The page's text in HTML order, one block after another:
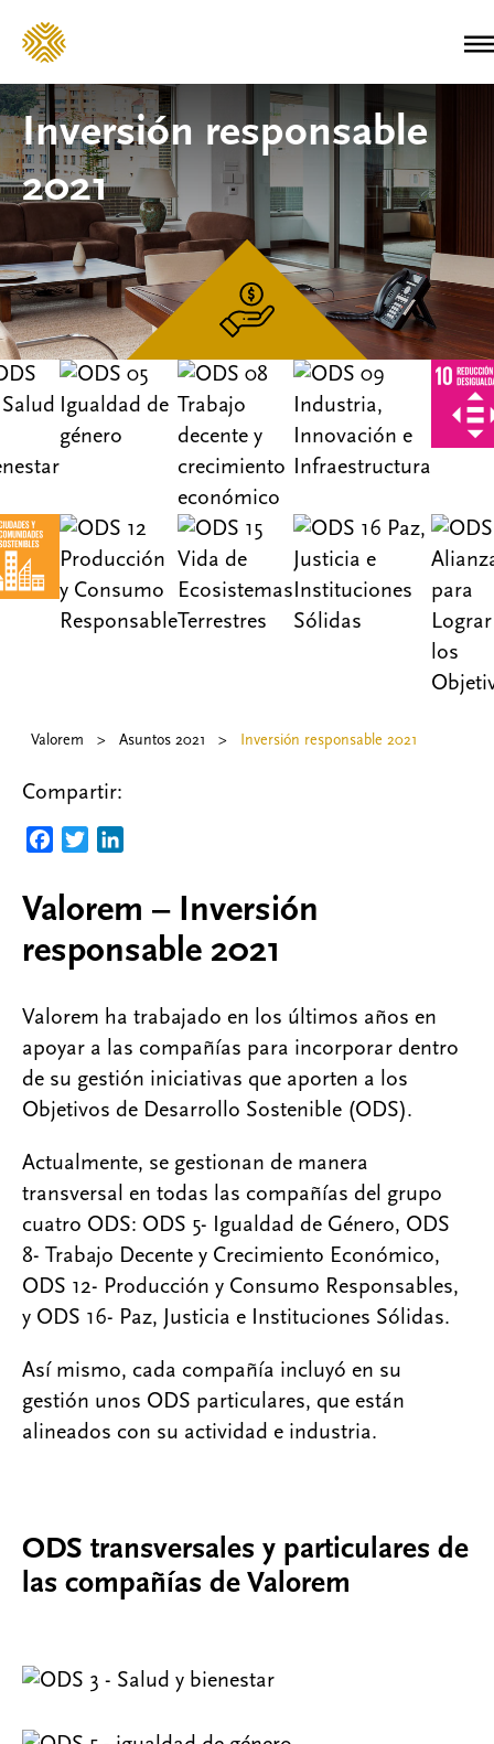
Inversión responsable
2021
Valorem > Asuntos 2021 > Inversión responsable 2021
Compartir:
c
e
b
k
t
t
k
e
n
Valorem – Inversión
responsable 2021
Valorem ha trabajado en los últimos años en
apoyar a las compañías para incorporar dentro
de su gestión iniciativas que aporten a los
Objetivos de Desarrollo Sostenible (ODS).
Actualmente, se gestionan de manera
transversal en todas las compañías del grupo
cuatro ODS: ODS 5- Igualdad de Género, ODS
8- Trabajo Decente y Crecimiento Económico,
ODS 12- Producción y Consumo Responsables,
y ODS 16- Paz, Justicia e Instituciones Sólidas.
Así mismo, cada compañía incluyó en su
gestión unos ODS particulares, que están
alineados con su actividad e industria.
ODS transversales y particulares de
las compañías de Valorem